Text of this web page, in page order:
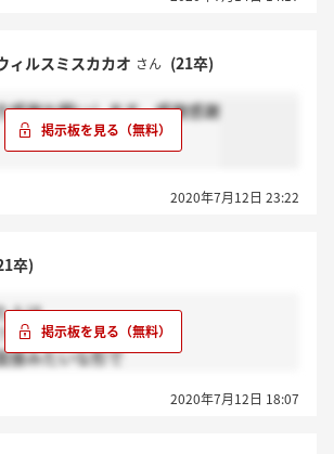
ィルスミスカカオ さん (21卒)
感謝お願いします。感謝感謝
2020年7月12日 23:22
卒)
人は
接みたいな形で
2020年7月12日 18:07